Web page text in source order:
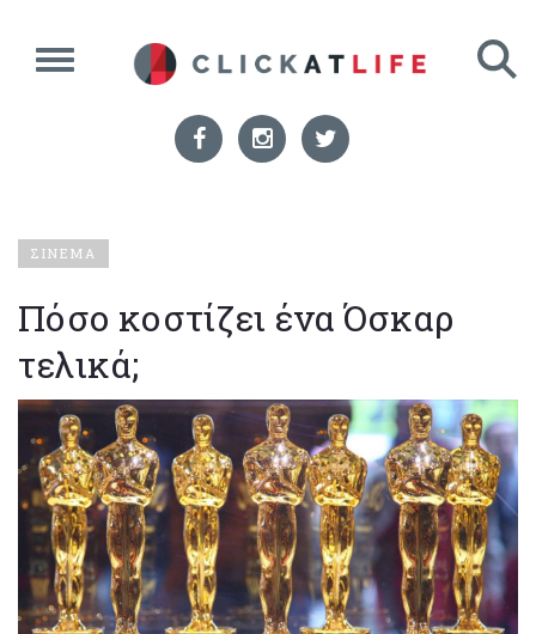
ΣΙΝΕΜΑ
Πόσο κοστίζει ένα Όσκαρ
τελικά;